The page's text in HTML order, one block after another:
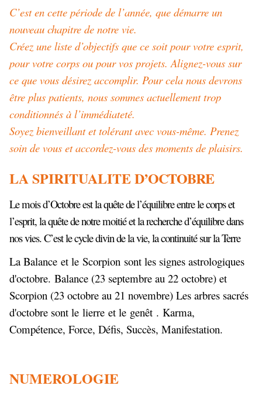
C’est en cette période de l’année, que démarre un
nouveau chapitre de notre vie.
Créez une liste d’objectifs que ce soit pour votre esprit,
pour votre corps ou pour vos projets. Alignez-vous sur
ce que vous désirez accomplir. Pour cela nous devrons
être plus patients, nous sommes actuellement trop
conditionnés à l’immédiateté.
Soyez bienveillant et tolérant avec vous-même. Prenez
soin de vous et accordez-vous des moments de plaisirs.
LA SPIRITUALITED’OCTOBRE
Le mois d’Octobre est la quête de l’équilibre entre le corps et
l’esprit, la quête de notre moitié et la recherche d’équilibre dans
nos vies. C’est le cycle divin de la vie, la continuité sur la Terre
La Balance et le Scorpion sont les signes astrologiques
d'octobre. Balance (23 septembre au 22 octobre) et
Scorpion (23 octobre au 21 novembre) Les arbres sacrés
d'octobre sont le lierre et le genêt . Karma,
Compétence, Force, Défis, Succès, Manifestation.
NUMEROLOGIE